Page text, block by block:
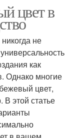
цвет в
не
как
Однако многие
цвет,
В этой статье